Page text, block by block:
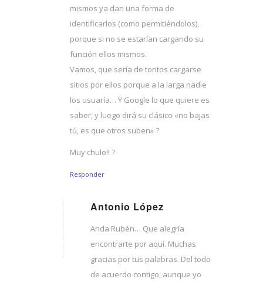
mismos ya dan una forma de
identificarlos (como permitiéndolos),
porque si no se estarían cargando su
función ellos mismos.
Vamos, que sería de tontos cargarse
sitios por ellos porque a la larga nadie
los usuaría… Y Google lo que quiere es
saber, y luego dirá su clásico «no bajas
tú, es que otros suben» ?
Muy chulo!! ?
Responder
Antonio López
Anda Rubén… Que alegría
encontrarte por aquí. Muchas
gracias por tus palabras. Del todo
de acuerdo contigo, aunque yo